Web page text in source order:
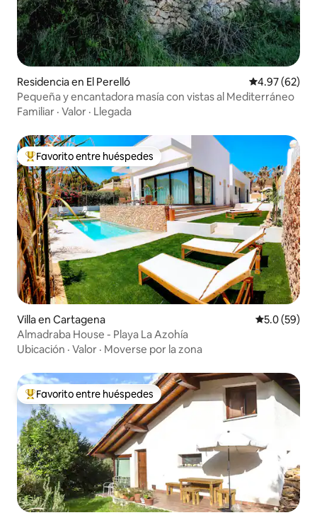
Residencia en El Perelló Calificación
4.97 (62)
Pequeña y encantadora masía con vistas al Mediterráneo
Familiar · Valor · Llegada
De los mejores en Favorito entre huéspedes
Favorito entre huéspedes
Villa en Cartagena Calificación
5.0 (59)
Almadraba House - Playa La Azohía
Ubicación · Valor · Moverse por la zona
De los mejores en Favorito entre huéspedes
Favorito entre huéspedes